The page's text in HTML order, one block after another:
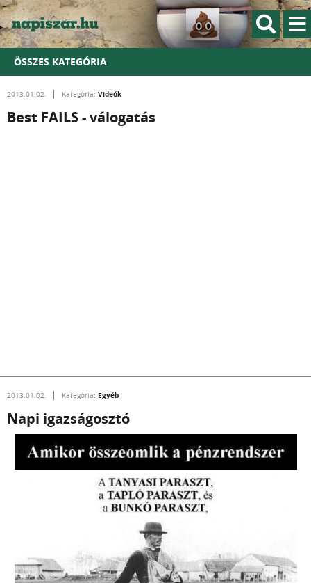
ÖSSZES KATEGÓRIA
2013.01.02. Kategória: Videók
Best FAILS - válogatás
2013.01.02. Kategória: Egyéb
Napi igazságosztó